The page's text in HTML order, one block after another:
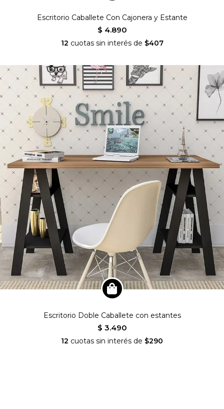
Escritorio Caballete Con Cajonera y Estante
$ 4.890
12 cuotas sin interés de $407
Escritorio Doble Caballete con estantes
$ 3.490
12 cuotas sin interés de $290